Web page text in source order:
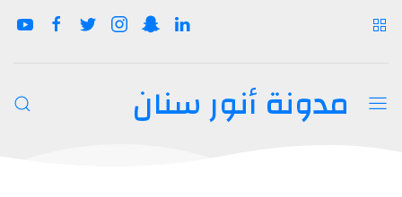
مدونة أنور سنان